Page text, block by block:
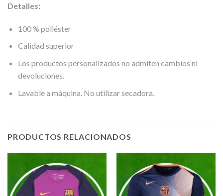
Detalles:
100 % poliéster
Calidad superior
Los productos personalizados no admiten cambios ni
devoluciones.
Lavable a máquina. No utilizar secadora.
PRODUCTOS RELACIONADOS